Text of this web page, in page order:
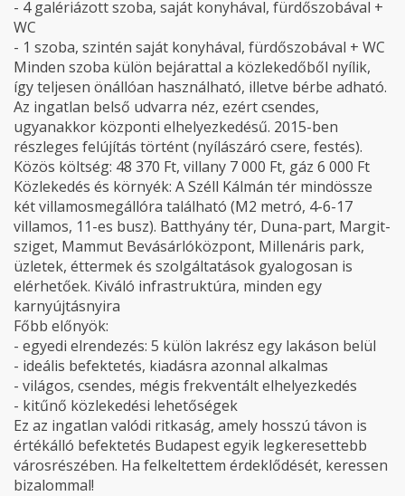
- 4 galériázott szoba, saját konyhával, fürdőszobával +
WC
- 1 szoba, szintén saját konyhával, fürdőszobával + WC
Minden szoba külön bejárattal a közlekedőből nyílik,
így teljesen önállóan használható, illetve bérbe adható.
Az ingatlan belső udvarra néz, ezért csendes,
ugyanakkor központi elhelyezkedésű. 2015-ben
részleges felújítás történt (nyílászáró csere, festés).
Közös költség: 48 370 Ft, villany 7 000 Ft, gáz 6 000 Ft
Közlekedés és környék: A Széll Kálmán tér mindössze
két villamosmegállóra található (M2 metró, 4-6-17
villamos, 11-es busz). Batthyány tér, Duna-part, Margit-
sziget, Mammut Bevásárlóközpont, Millenáris park,
üzletek, éttermek és szolgáltatások gyalogosan is
elérhetőek. Kiváló infrastruktúra, minden egy
karnyújtásnyira
Főbb előnyök:
- egyedi elrendezés: 5 külön lakrész egy lakáson belül
- ideális befektetés, kiadásra azonnal alkalmas
- világos, csendes, mégis frekventált elhelyezkedés
- kitűnő közlekedési lehetőségek
Ez az ingatlan valódi ritkaság, amely hosszú távon is
értékálló befektetés Budapest egyik legkeresettebb
városrészében. Ha felkeltettem érdeklődését, keressen
bizalommal!